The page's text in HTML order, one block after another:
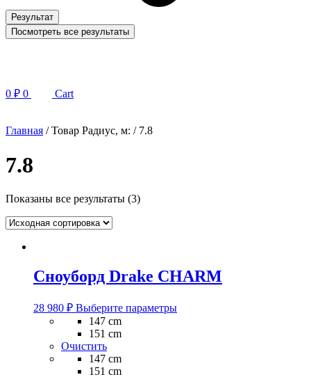
Результат
Посмотреть все результаты
0 ₽ 0 Cart
Главная / Товар Радиус, м: / 7.8
7.8
Показаны все результаты (3)
Сноуборд Drake CHARM
28 980 ₽ Выберите параметрыЭтот
147 cm
151 cm
Очистить
147 cm
151 cm